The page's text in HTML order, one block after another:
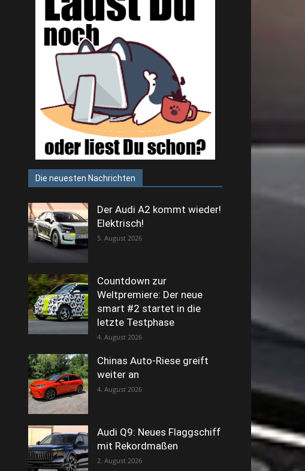
Die neuesten Nachrichten
Der Audi A2 kommt wieder!
Elektrisch!
5. August 2026
Countdown zur
Weltpremiere: Der neue
smart #2 startet in die
letzte Testphase
4. August 2026
Chinas Auto-Riese greift
weiter an
4. August 2026
Audi Q9: Neues Flaggschiff
mit Rekordmaßen
2. August 2026